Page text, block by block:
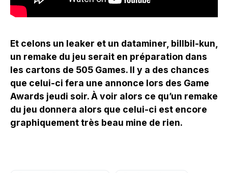
Et celons un leaker et un dataminer, billbil-kun,
un remake du jeu serait en préparation dans
les cartons de 505 Games. Il y a des chances
que celui-ci fera une annonce lors des Game
Awards jeudi soir. À voir alors ce qu’un remake
du jeu donnera alors que celui-ci est encore
graphiquement très beau mine de rien.